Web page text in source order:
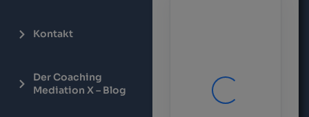
Kontakt
Der Coaching
Mediation X – Blog